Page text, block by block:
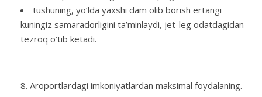
tushuning, yo’lda yaxshi dam olib borish ertangi
kuningiz samaradorligini ta’minlaydi, jet-leg odatdagidan
tezroq o’tib ketadi.
Aroportlardagi imkoniyatlardan maksimal foydalaning.